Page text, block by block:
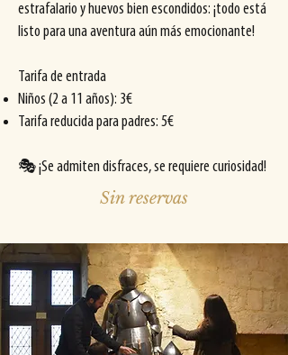
estrafalario y huevos bien escondidos: ¡todo está
listo para una aventura aún más emocionante!
Tarifa de entrada
Niños (2 a 11 años): 3€
Tarifa reducida para padres: 5€
🎭 ¡Se admiten disfraces, se requiere curiosidad!
Sin reservas